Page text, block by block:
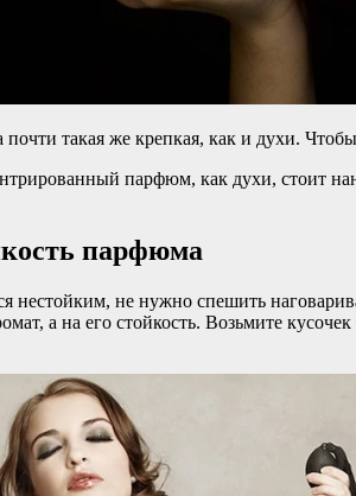
такая же крепкая, как и духи.
парфюм, как духи, стоит
парфюма
нестойким, не нужно спешить
а на его стойкость. Возьмите